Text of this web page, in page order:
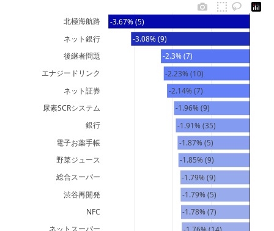
-1.78% (7)
-1.79% (5)
-1.79% (9)
-1.85% (9)
-1.87% (5)
-1.91% (35)
-1.96% (9)
-2.14% (7)
-2.23% (10)
-2.3% (7)
-3.08% (9)
-3.67% (5)
NFC
渋谷再開発
総合スーパー
野菜ジュース
電子お薬手帳
銀行
尿素SCRシステム
ネット証券
エナジードリンク
後継者問題
ネット銀行
北極海航路